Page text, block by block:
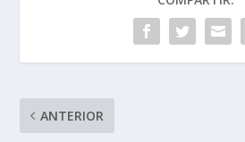
ANTERIOR